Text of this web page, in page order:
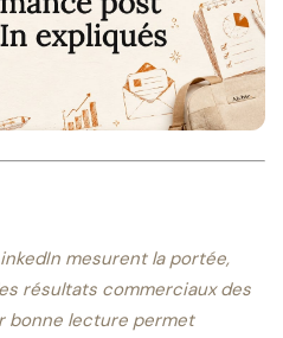
mesurent la portée,
résultats commerciaux des
bonne lecture permet